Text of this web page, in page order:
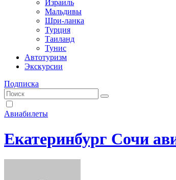
Израиль
Мальдивы
Шри-ланка
Турция
Таиланд
Тунис
Автотуризм
Экскурсии
Подписка
Авиабилеты
Екатеринбург Сочи